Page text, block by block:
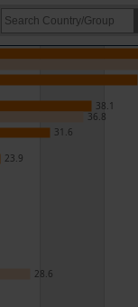
38.1
31.6
23.9
36.8
28.6